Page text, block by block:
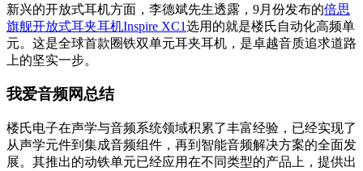
新兴的开放式耳机方面，李德斌先生透露，9月份发布的倍思
旗舰开放式耳夹耳机Inspire XC1选用的就是楼氏自动化高频单
元。这是全球首款圈铁双单元耳夹耳机，是卓越音质追求道路
上的坚实一步。
我爱音频网总结
楼氏电子在声学与音频系统领域积累了丰富经验，已经实现了
从声学元件到集成音频组件，再到智能音频解决方案的全面发
展。其推出的动铁单元已经应用在不同类型的产品上，提供出